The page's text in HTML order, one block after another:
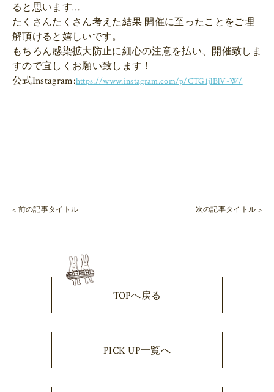
ると思います…
たくさんたくさん考えた結果 開催に至ったことをご理
解頂けると嬉しいです。
もちろん感染拡大防止に細心の注意を払い、開催致しま
すので宜しくお願い致します！
公式Instagram:https://www.instagram.com/p/CTG1jlBlV-W/
< 前の記事タイトル 次の記事タイトル >
TOPへ戻る
PICK UP一覧へ